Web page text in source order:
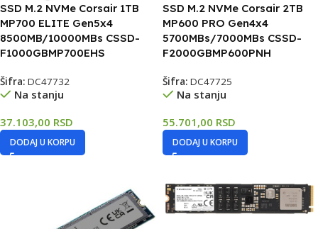
SSD M.2 NVMe Corsair 1TB
MP700 ELITE Gen5x4
8500MB/10000MBs CSSD-
F1000GBMP700EHS
Šifra: DC47732
Na stanju
37.103,00 RSD
DODAJ U KORPU
SSD M.2 NVMe Corsair 2TB
MP600 PRO Gen4x4
5700MBs/7000MBs CSSD-
F2000GBMP600PNH
Šifra: DC47725
Na stanju
55.701,00 RSD
DODAJ U KORPU